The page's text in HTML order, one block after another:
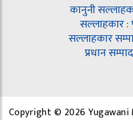
कानुनी
सल्लाहकार :
सल्लाहकार
प्रधान
Copyright © 2026 Yugawani